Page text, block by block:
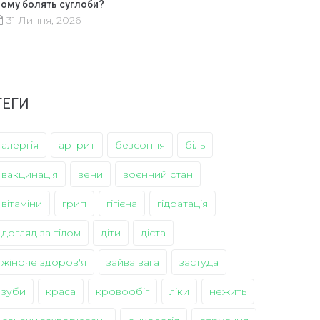
болять суглоби?
31 Липня, 2026
алергія артрит безсоння біль
вакцинація вени воєнний стан
вітаміни грип гігієна гідратація
догляд за тілом діти дієта
жіноче здоров'я зайва вага застуда
зуби краса кровообіг ліки нежить